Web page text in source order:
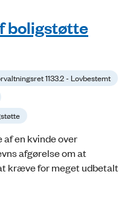
boligstøtte
1133.2 - Lovbestemt
en kvinde over
afgørelse om at
kræve for meget udbetalt